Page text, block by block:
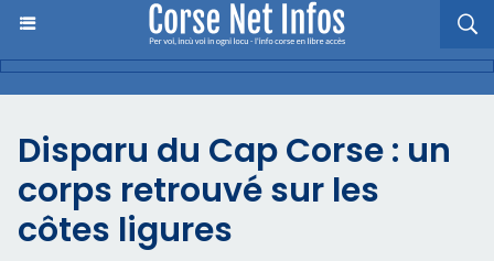
Disparu du Cap Corse : un
corps retrouvé sur les
côtes ligures